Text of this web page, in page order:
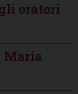
oratori
Maria